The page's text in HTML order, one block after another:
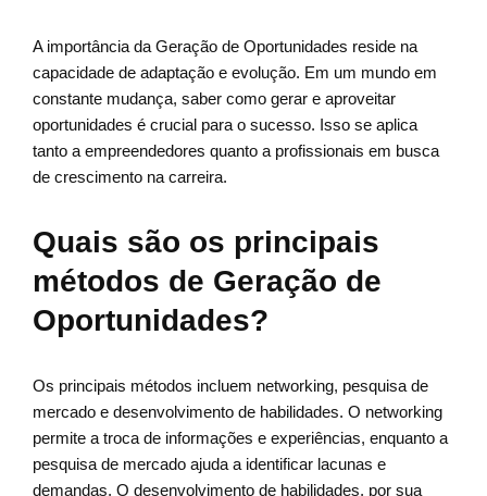
A importância da Geração de Oportunidades reside na
capacidade de adaptação e evolução. Em um mundo em
constante mudança, saber como gerar e aproveitar
oportunidades é crucial para o sucesso. Isso se aplica
tanto a empreendedores quanto a profissionais em busca
de crescimento na carreira.
Quais são os principais
métodos de Geração de
Oportunidades?
Os principais métodos incluem networking, pesquisa de
mercado e desenvolvimento de habilidades. O networking
permite a troca de informações e experiências, enquanto a
pesquisa de mercado ajuda a identificar lacunas e
demandas. O desenvolvimento de habilidades, por sua